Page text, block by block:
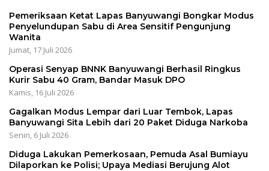
Pemeriksaan Ketat Lapas Banyuwangi Bongkar Modus
Penyelundupan Sabu di Area Sensitif Pengunjung
Wanita
Jumat, 17 Juli 2026
Operasi Senyap BNNK Banyuwangi Berhasil Ringkus
Kurir Sabu 40 Gram, Bandar Masuk DPO
Kamis, 16 Juli 2026
Gagalkan Modus Lempar dari Luar Tembok, Lapas
Banyuwangi Sita Lebih dari 20 Paket Diduga Narkoba
Senin, 6 Juli 2026
Diduga Lakukan Pemerkosaan, Pemuda Asal Bumiayu
Dilaporkan ke Polisi; Upaya Mediasi Berujung Alot